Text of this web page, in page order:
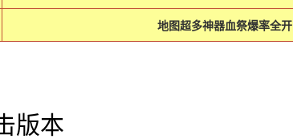
地图超多神器血祭爆率全开
版本